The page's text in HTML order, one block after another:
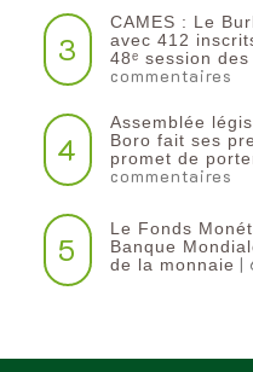
3
CAMES : Le
avec 412
48ᵉ session
commentaires
4
Assemblée
Boro fait ses
promet de
commentaires
5
Le Fonds
Banque
de la monnaie |